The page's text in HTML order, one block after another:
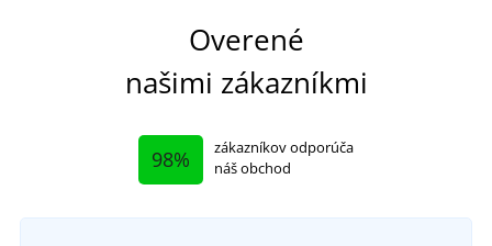
Overené
našimi zákazníkmi
98%
zákazníkov odporúča
náš obchod